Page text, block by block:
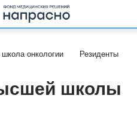
онкологии
Резиденты
школы